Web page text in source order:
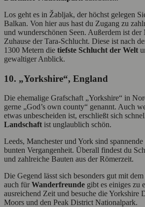
Los geht es in Žabljak, der höchst gelegen
Balkan. Von hier aus hast du Zugang zu
und wunderschönen Seen. Außerdem ist der
Zuhause der Tara-Schlucht. Diese ist nach
1300 Metern die tiefste Schlucht der Welt
gewaltiger Anblick.
10. „Yorkshire“, England
Die ehemalige Grafschaft „Yorkshire“ in
gerne „God’s own county“ genannt. Auch
etwas unbescheiden ist, erschließt sich
Landschaft ist unglaublich schön.
Leeds, Manchester und York sind
bunten Vergangenheit. Überall findest du
und zahlreiche Bauten aus der Römerzeit.
Die Gegend lässt sich besonders gut mit
auch für Wanderfreunde gibt es einiges zu
ausreichend Zeit und besuche die Yorkshire
Moors und den Peak District Nationalpark.